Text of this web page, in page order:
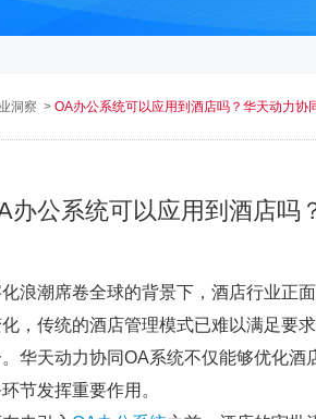
洞察 > OA办公系统可以应用到酒店吗？华天动力协
办公系统可以应用到酒店吗
浪潮席卷全球的背景下，酒店行业正
，传统的酒店管理模式已难以满足要
华天动力协同OA系统不仅能够优化酒
节发挥重要作用。